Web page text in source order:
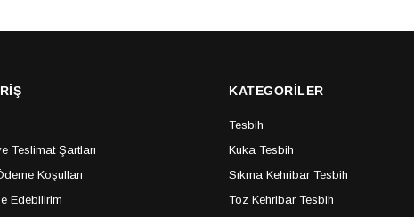
Teslimat Şartları
Koşulları
Edebilirim
KATEGORİLER
Tesbih
Kuka Tesbih
Sıkma Kehribar Tesbih
Toz Kehribar Tesbih